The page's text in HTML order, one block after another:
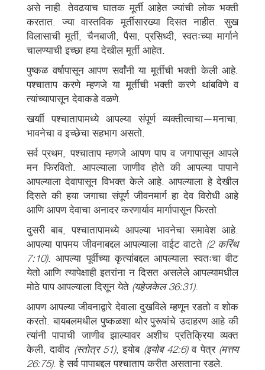
असे नाही. तेवढयाच घातक मूर्ती आहेत ज्यांची लोक भक्ती
करतात. ज्या वास्तविक मूर्तीसारख्या दिसत नाहीत. सुख
विलासाची मूर्ती, चैनबाजी, पैसा, प्रसिध्दी, स्वतःच्या मार्गाने
चालण्याची इच्छा हया देखील मूर्ती आहेत.
पुष्कळ वर्षापासून आपण सर्वांनी या मूर्तीची भक्ती केली आहे.
पश्चाताप करणे म्हणजे या मूर्तीची भक्ती करणे थांबविणे व
त्यांच्यापासून देवाकडे वळणे.
खर्याी पश्चातापामध्ये आपल्या संपूर्ण व्यक्तीत्वाचा—मनाचा,
भावनेचा व इच्छेचा सहभाग असतो.
सर्व प्रथम, पश्चाताप म्हणजे आपण पाप व जगापासून आपले
मन फिरवितो. आपल्याला जाणीव होते की आपल्या पापाने
आपल्याला देवापासून विभक्त केले आहे. आपल्याला हे देखील
दिसते की हया जगाचा संपूर्ण जीवनमार्ग हा देव विरोधी आहे
आणि आपण देवाचा अनादर करणार्याव मार्गापासून फिरतो.
दुसरी बाब, पश्चातापामध्ये आपल्या भावनेचा समावेश आहे.
आपल्या पापमय जीवनाबद्दल आपल्याला वाईट वाटते (2 करिंथ
7:10). आपल्या पूर्वीच्या कृत्यांबद्दल आपल्याला स्वतःचा वीट
येतो आणि त्यापेक्षाही इतरांना न दिसत असलेले आपल्यामधील
मोठे पाप आपल्याला दिसून येते (यहेजकेल 36:31).
आपण आपल्या जीवनाद्वारे देवाला दुखविले म्हणून रडतो व शोक
करतो. बायबलमधील पुष्कळशा थोर पुरूषांचे उदाहरण आहे की
त्यांनी पापाची जाणीव झाल्यावर अशीच प्रतिक्रिया व्यक्त
केली, दावीद (स्तोत्र 51), इयोब (इयोब 42:6)व पेत्र (मत्तय
26:75). हे सर्व पापाबद्दल पश्चाताप करीत असताना रडले.